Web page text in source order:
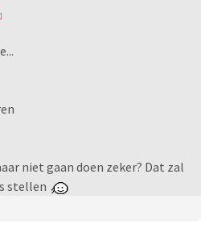
niet gaan doen zeker? Dat zal
stellen